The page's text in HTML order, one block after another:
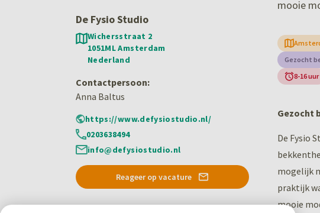
De Fysio Studio
Wichersstraat 2
1051ML Amsterdam
Nederland
Contactpersoon:
Anna Baltus
https://www.defysiostudio.nl/
0203638494
info@defysiostudio.nl
Reageer op vacature
Gezocht
8-16 uur
Gezocht
De Fysio
mogelijk
praktijk
mooie